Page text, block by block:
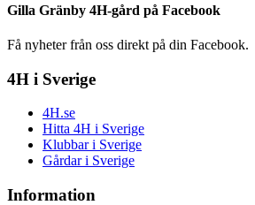
Gilla Gränby 4H-gård på Facebook
Få nyheter från oss direkt på din Facebook.
4H i Sverige
4H.se
Hitta 4H i Sverige
Klubbar i Sverige
Gårdar i Sverige
Information